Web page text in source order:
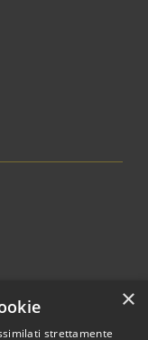
×
strettamente